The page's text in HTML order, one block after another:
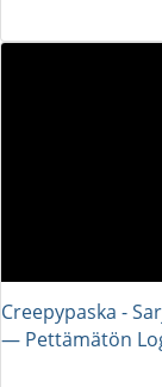
Creepypaska -
― Pettämätön